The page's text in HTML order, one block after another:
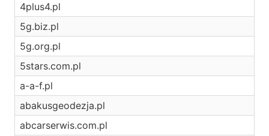
4plus4.pl
5g.biz.pl
5g.org.pl
5stars.com.pl
a-a-f.pl
abakusgeodezja.pl
abcarserwis.com.pl